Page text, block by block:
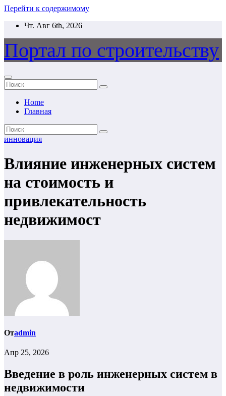
Перейти к содержимому
Чт. Авг 6th, 2026
Портал по строительству
Home
Главная
инновация
Влияние инженерных систем
на стоимость и
привлекательность
недвижимост
Отadmin
Апр 25, 2026
Введение в роль инженерных систем в
недвижимости